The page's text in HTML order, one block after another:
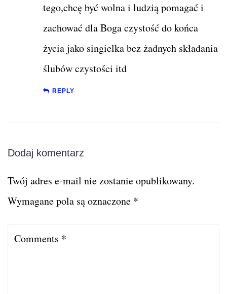
tego,chcę być wolna i ludzią pomagać i
zachować dla Boga czystość do końca
życia jako singielka bez żadnych składania
ślubów czystości itd
REPLY
Dodaj komentarz
Twój adres e-mail nie zostanie opublikowany.
Wymagane pola są oznaczone *